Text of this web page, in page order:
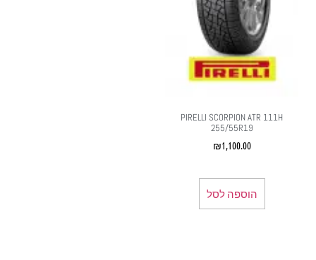
PIRELLI SCORPION ATR 111H
255/55R19
₪1,100.00
הוספה לסל